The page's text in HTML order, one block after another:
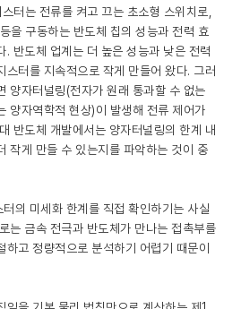
터는 전류를 켜고 끄는 초소형 스위치로,
을 구동하는 반도체 칩의 성능과 전력 효
. 반도체 업계는 더 높은 성능과 낮은 전력
스터를 지속적으로 작게 만들어 왔다. 그러
양자터널링(전자가 원래 통과할 수 없는
양자역학적 현상)이 발생해 전류 제어가
반도체 개발에서는 양자터널링의 한계 내
작게 만들 수 있는지를 파악하는 것이 중
의 미세화 한계를 직접 확인하기는 사실
는 금속 전극과 반도체가 만나는 접촉부를
고 정량적으로 분석하기 어렵기 때문이